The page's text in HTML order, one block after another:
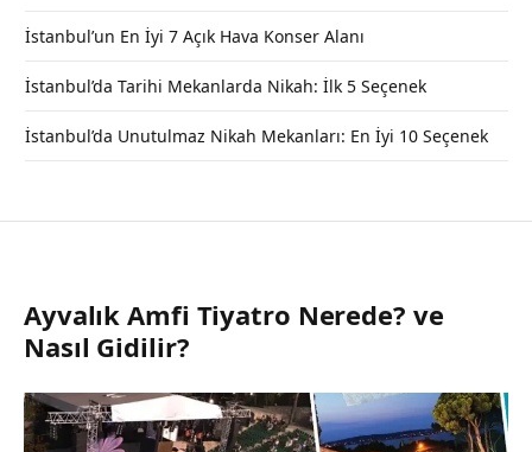
İstanbul’un En İyi 7 Açık Hava Konser Alanı
İstanbul’da Tarihi Mekanlarda Nikah: İlk 5 Seçenek
İstanbul’da Unutulmaz Nikah Mekanları: En İyi 10 Seçenek
Ayvalık Amfi Tiyatro Nerede? ve
Nasıl Gidilir?